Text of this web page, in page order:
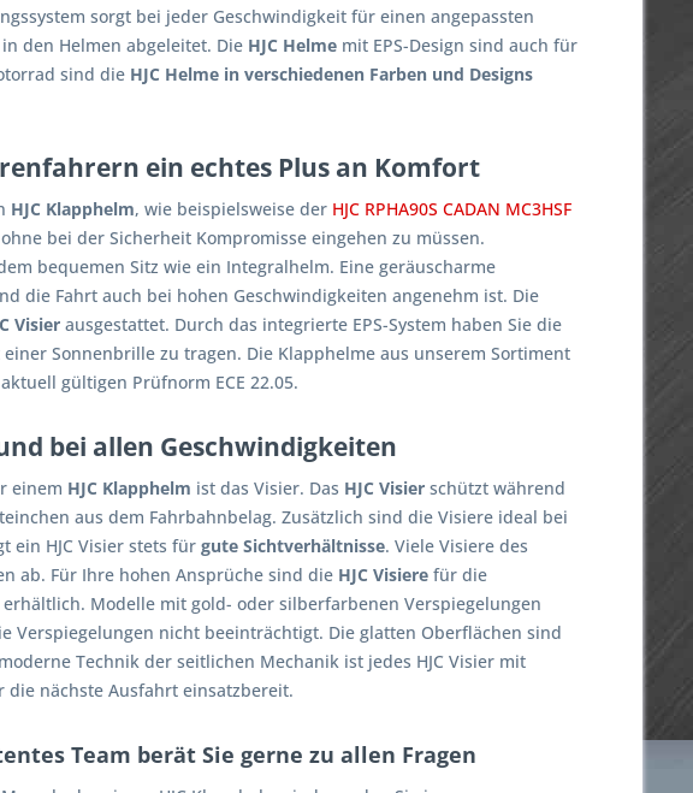
sorgt bei jeder Geschwindigkeit für einen angepassten
den Helmen abgeleitet. Die HJC Helme mit EPS-Design sind auch für
sind die HJC Helme in verschiedenen Farben und Designs
ein echtes Plus an Komfort
HJC Klapphelm, wie beispielsweise der HJC RPHA90S CADAN MC3HSF
bei der Sicherheit Kompromisse eingehen zu müssen.
bequemen Sitz wie ein Integralhelm. Eine geräuscharme
die Fahrt auch bei hohen Geschwindigkeiten angenehm ist. Die
Visier ausgestattet. Durch das integrierte EPS-System haben Sie die
Sonnenbrille zu tragen. Die Klapphelme aus unserem Sortiment
gültigen Prüfnorm ECE 22.05.
bei allen Geschwindigkeiten
einem HJC Klapphelm ist das Visier. Das HJC Visier schützt während
aus dem Fahrbahnbelag. Zusätzlich sind die Visiere ideal bei
ein HJC Visier stets für gute Sichtverhältnisse. Viele Visiere des
ab. Für Ihre hohen Ansprüche sind die HJC Visiere für die
Modelle mit gold- oder silberfarbenen Verspiegelungen
Verspiegelungen nicht beeinträchtigt. Die glatten Oberflächen sind
Technik der seitlichen Mechanik ist jedes HJC Visier mit
nächste Ausfahrt einsatzbereit.
Team berät Sie gerne zu allen Fragen